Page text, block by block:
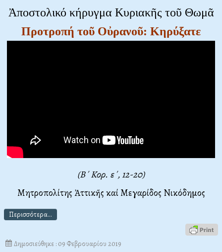
Ἀποστολικό κήρυγμα Κυριακῆς τοῦ Θωμᾶ
Προτροπή τοῦ Οὐρανοῦ: Κηρύξατε
(Β΄ Κορ. ε΄, 12-20)
Μητροπολίτης Ἀττικῆς καί Μεγαρίδος Νικόδημος
Περισσότερα...
Δημοσιεύθηκε : 09 Φεβρουαρίου 2019